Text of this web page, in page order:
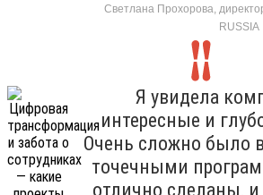
Светлана Прохорова,
RUSSIA
Я увидела
интересные и
Очень сложно было
точечными
отлично сделаны,